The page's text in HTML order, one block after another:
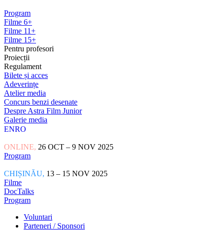
Program
Filme 6+
Filme 11+
Filme 15+
Pentru profesori
Proiecții
Regulament
Bilete și acces
Adeverințe
Atelier media
Concurs benzi desenate
Despre Astra Film Junior
Galerie media
ENRO
ONLINE, 26 OCT – 9 NOV 2025
Program
CHIȘINĂU, 13 – 15 NOV 2025
Filme
DocTalks
Program
Voluntari
Parteneri / Sponsori